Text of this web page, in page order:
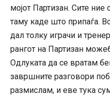
мојот Партизан. Сите
таму каде што припаѓа.
дал толку играчи и
рангот на Партизан
Одлуката да се вратам
завршните разговори
размислам, и еве тука